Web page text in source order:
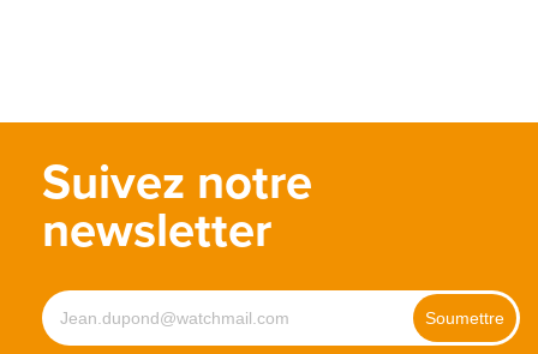
Suivez notre
newsletter